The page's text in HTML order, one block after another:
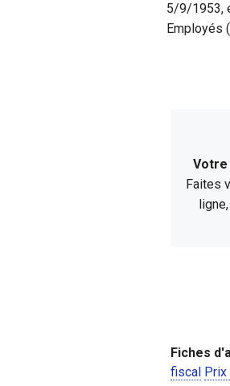
5/9/1953,
Employés
Votre
Faites
Fiches
fiscal Prix